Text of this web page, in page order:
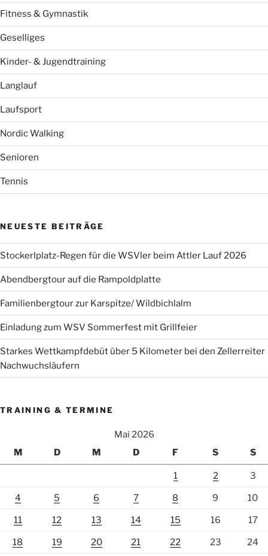
Fitness & Gymnastik
Geselliges
Kinder- & Jugendtraining
Langlauf
Laufsport
Nordic Walking
Senioren
Tennis
NEUESTE BEITRÄGE
Stockerlplatz-Regen für die WSVler beim Attler Lauf 2026
Abendbergtour auf die Rampoldplatte
Familienbergtour zur Karspitze/ Wildbichlalm
Einladung zum WSV Sommerfest mit Grillfeier
Starkes Wettkampfdebüt über 5 Kilometer bei den Zellerreiter
Nachwuchsläufern
TRAINING & TERMINE
Mai 2026
M
D M D F S S
1 2 3
4 5 6 7 8 9 10
11 12 13 14 15 16 17
18 19 20 21 22 23 24